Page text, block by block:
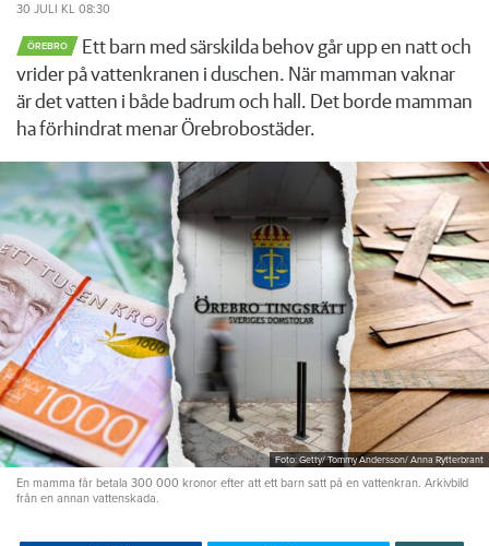
30 JULI KL 08:30
ÖREBRO
Ett barn med särskilda behov går upp en natt och
vrider på vattenkranen i duschen. När mamman vaknar
är det vatten i både badrum och hall. Det borde mamman
ha förhindrat menar Örebrobostäder.
Foto: Getty/ Tommy Andersson/ Anna Rytterbrant
En mamma får betala 300 000 kronor efter att ett barn satt på en vattenkran. Arkivbild
från en annan vattenskada.